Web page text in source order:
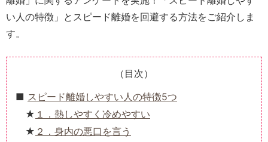
い人の特徴」とスピード離婚を回避する方法をご紹介しま
す。
（目次）
スピード離婚しやすい人の特徴5つ
１．熱しやすく冷めやすい
２．身内の悪口を言う